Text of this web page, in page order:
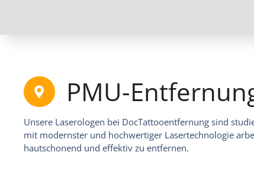
PMU-
Unsere Laserologen bei DocTattooentfernung sind
mit modernster und hochwertiger Lasertechnologie
hautschonend und effektiv zu entfernen.